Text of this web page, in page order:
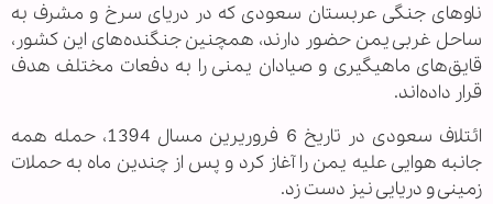
ناو‌های جنگی عربستان سعودی که در دریای سرخ و مشرف به
ساحل غربی یمن حضور دارند، همچنین جنگنده‌های این کشور،
قایق‌های ماهیگیری و صیادان یمنی را به دفعات مختلف هدف
قرار داده‌اند.
ائتلاف سعودی در تاریخ 6 فروریرین مسال 1394، حمله همه
جانبه هوایی علیه یمن را آغاز کرد و پس از چندین ماه به حملات
زمینی و دریایی نیز دست زد.